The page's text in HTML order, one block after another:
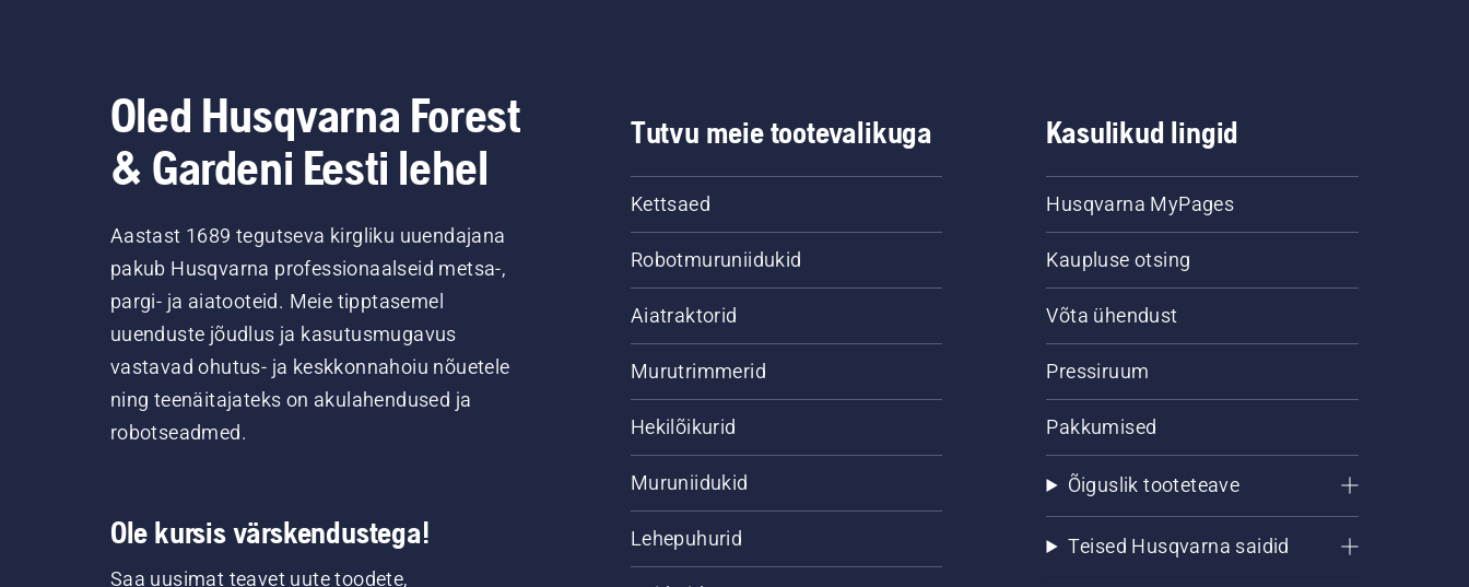
Oled Husqvarna Forest
& Gardeni Eesti lehel
Aastast 1689 tegutseva kirgliku uuendajana
pakub Husqvarna professionaalseid metsa-,
pargi- ja aiatooteid. Meie tipptasemel
uuenduste jõudlus ja kasutusmugavus
vastavad ohutus- ja keskkonnahoiu nõuetele
ning teenäitajateks on akulahendused ja
robotseadmed.
Ole kursis värskendustega!
Saa uusimat teavet uute toodete,
Tutvu meie tootevalikuga
Kettsaed
Robotmuruniidukid
Aiatraktorid
Murutrimmerid
Hekilõikurid
Muruniidukid
Lehepuhurid
Kasulikud lingid
Husqvarna MyPages
Kaupluse otsing
Võta ühendust
Pressiruum
Pakkumised
Õiguslik tooteteave
Teised Husqvarna saidid